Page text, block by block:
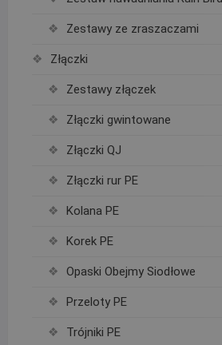
Zestawy ze zraszaczami
Złączki
Zestawy złączek
Złączki gwintowane
Złączki QJ
Złączki rur PE
Kolana PE
Korek PE
Opaski Obejmy Siodłowe
Przeloty PE
Trójniki PE